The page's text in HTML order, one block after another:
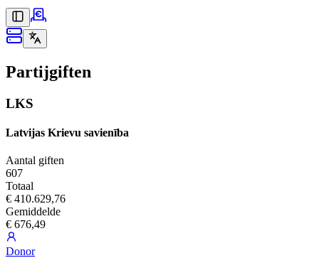
Partijgiften
LKS
Latvijas Krievu savienība
Aantal giften
607
Totaal
€ 410.629,76
Gemiddelde
€ 676,49
Donor